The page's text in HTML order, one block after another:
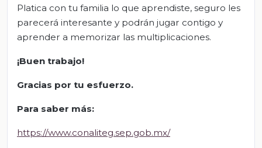
Platica con tu familia lo que aprendiste, seguro les
parecerá interesante y podrán jugar contigo y
aprender a memorizar las multiplicaciones.
¡Buen trabajo!
Gracias por tu esfuerzo.
Para saber más:
https://www.conaliteg.sep.gob.mx/